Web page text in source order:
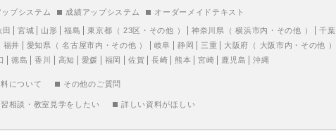
プシステム 成績アップシステム オーダーメイドテキスト
田 宮城 山形 福島 東京都 （ 23区 ・ その他 ） 神奈川県 （横浜市内 ・ その他 ） 千葉
福井 愛知県 （名古屋市内 ・ その他 ） 岐阜 静岡 三重 大阪府 （ 大阪市内 ・ その他 ）
徳島 香川 高知 愛媛 福岡 佐賀 長崎 熊本 宮崎 鹿児島 沖縄
について その他のご質問
相談・教室見学をしたい 詳しい資料がほしい